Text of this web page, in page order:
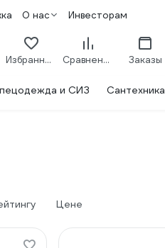
О нас Инвесторам
Избранное Сравнение Заказы
и СИЗ Сантехника
Цене